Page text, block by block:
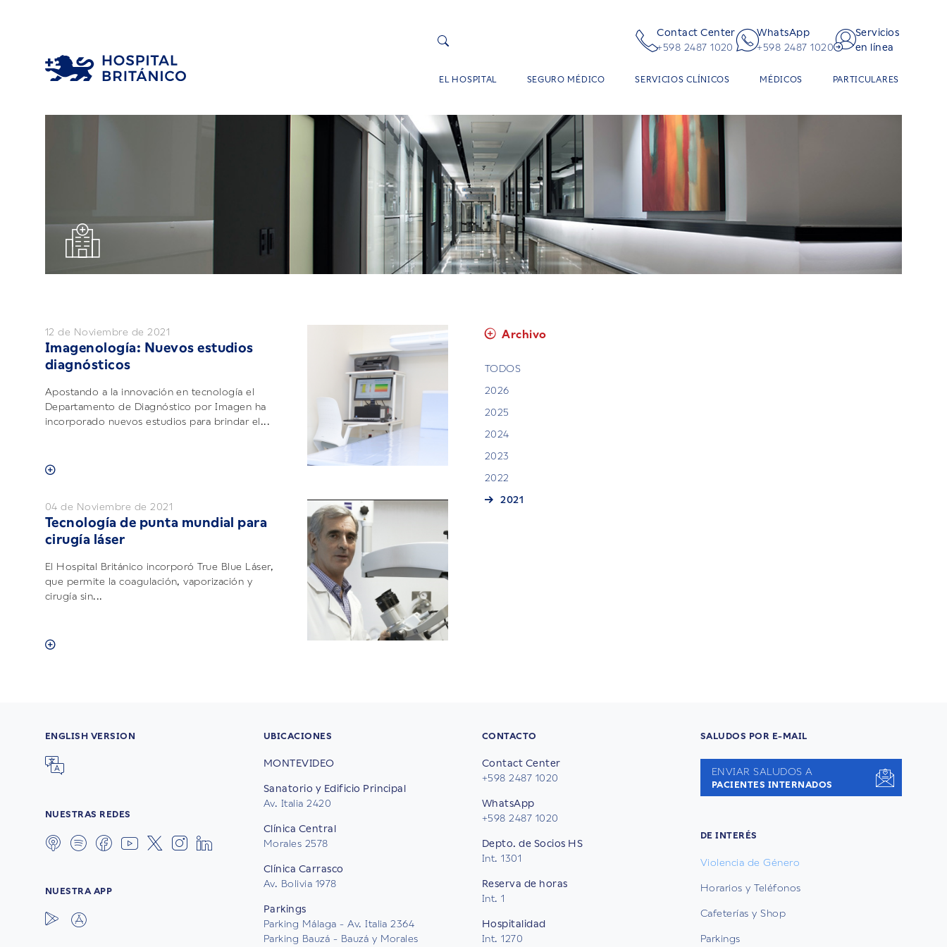
Contact Center
+598 2487 1020
WhatsApp
+598 2487 1020
Servicios
en línea
EL HOSPITAL SEGURO MÉDICO SERVICIOS CLÍNICOS MÉDICOS PARTICULARES
12 de Noviembre de 2021
Imagenología: Nuevos estudios
diagnósticos
Apostando a la innovación en tecnología el
Departamento de Diagnóstico por Imagen ha
incorporado nuevos estudios para brindar el...
04 de Noviembre de 2021
Tecnología de punta mundial para
cirugía láser
El Hospital Británico incorporó True Blue Láser,
que permite la coagulación, vaporización y
cirugía sin...
Archivo
TODOS
2026
2025
2024
2023
2022
2021
ENGLISH VERSION
NUESTRAS REDES
NUESTRA APP
UBICACIONES
MONTEVIDEO
Sanatorio y Edificio Principal
Av. Italia 2420
Clínica Central
Morales 2578
Clínica Carrasco
Av. Bolivia 1978
Parkings
Parking Málaga - Av. Italia 2364
Parking Bauzá - Bauzá y Morales
CONTACTO
Contact Center
+598 2487 1020
WhatsApp
+598 2487 1020
Depto. de Socios HS
Int. 1301
Reserva de horas
Int. 1
Hospitalidad
Int. 1270
SALUDOS POR E-MAIL
ENVIAR SALUDOS A
PACIENTES INTERNADOS
DE INTERÉS
Violencia de Género
Horarios y Teléfonos
Cafeterías y Shop
Parkings